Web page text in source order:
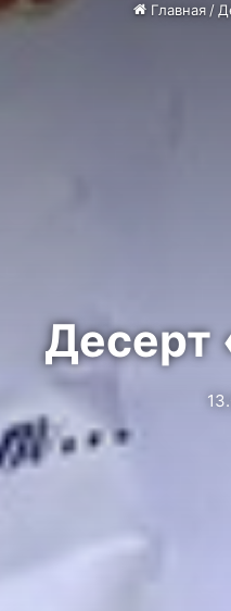
Главная /
Десерт